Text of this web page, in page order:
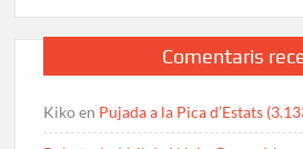
Comentaris
Kikoen Pujada a la Pica d’Estats